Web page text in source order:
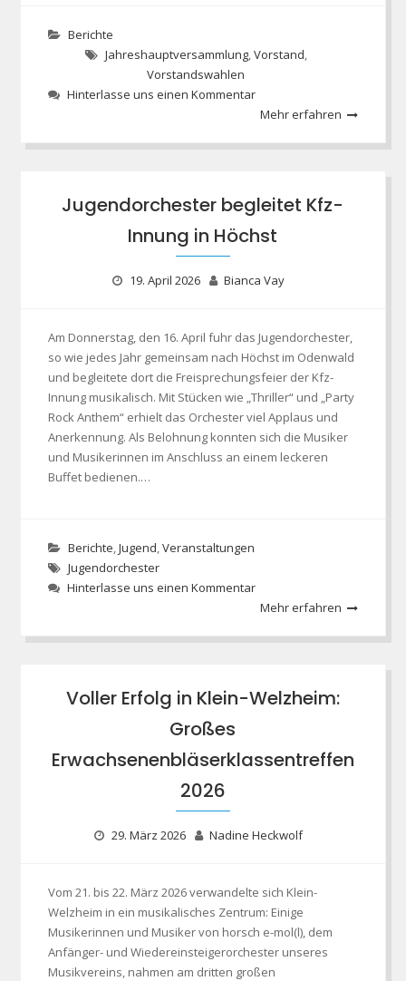
Berichte
Jahreshauptversammlung,Vorstand,
Vorstandswahlen
Hinterlasse uns einen Kommentar
Mehr erfahren
Jugendorchester begleitet Kfz-
Innung in Höchst
19. April 2026 Bianca Vay
Am Donnerstag, den 16. April fuhr das Jugendorchester,
so wie jedes Jahr gemeinsam nach Höchst im Odenwald
und begleitete dort die Freisprechungsfeier der Kfz-
Innung musikalisch. Mit Stücken wie „Thriller“ und „Party
Rock Anthem“ erhielt das Orchester viel Applaus und
Anerkennung. Als Belohnung konnten sich die Musiker
und Musikerinnen im Anschluss an einem leckeren
Buffet bedienen.…
Berichte,Jugend,Veranstaltungen
Jugendorchester
Hinterlasse uns einen Kommentar
Mehr erfahren
Voller Erfolg in Klein-Welzheim:
Großes
Erwachsenenbläserklassentreffen
2026
29. März 2026 Nadine Heckwolf
Vom 21. bis 22. März 2026 verwandelte sich Klein-
Welzheim in ein musikalisches Zentrum: Einige
Musikerinnen und Musiker von horsch e-mol(l), dem
Anfänger- und Wiedereinsteigerorchester unseres
Musikvereins, nahmen am dritten großen